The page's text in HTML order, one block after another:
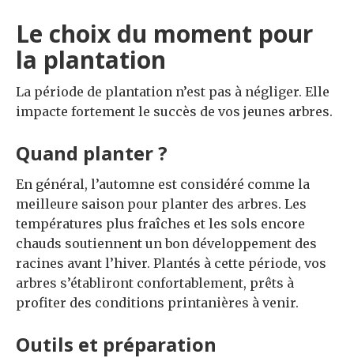
Le choix du moment pour
la plantation
La période de plantation n’est pas à négliger. Elle
impacte fortement le succès de vos jeunes arbres.
Quand planter ?
En général, l’automne est considéré comme la
meilleure saison pour planter des arbres. Les
températures plus fraîches et les sols encore
chauds soutiennent un bon développement des
racines avant l’hiver. Plantés à cette période, vos
arbres s’établiront confortablement, prêts à
profiter des conditions printanières à venir.
Outils et préparation